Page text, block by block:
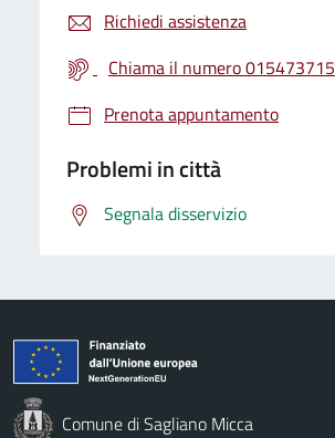
Richiedi assistenza
Chiama il numero 015473715
Prenota appuntamento
Problemi in città
Segnala disservizio
Comune di Sagliano Micca